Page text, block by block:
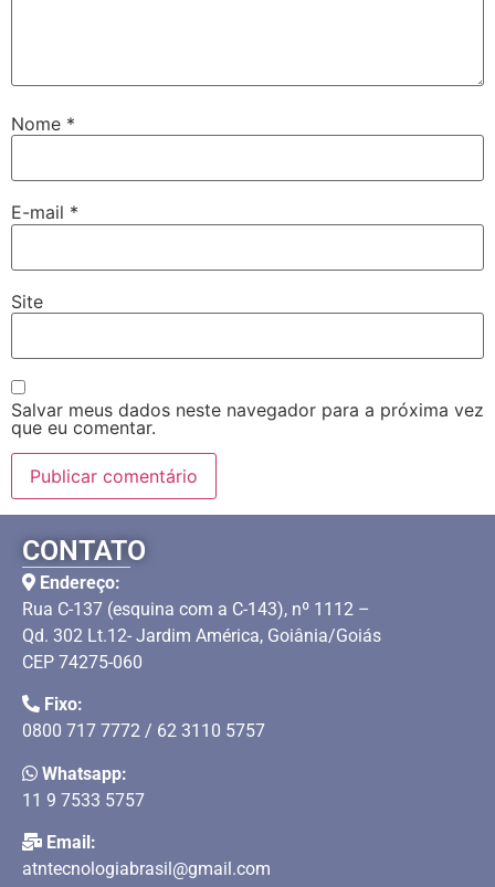
Nome *
E-mail *
Site
Salvar meus dados neste navegador para a próxima vez
que eu comentar.
CONTATO
Endereço:
Rua C-137 (esquina com a C-143), nº 1112 –
Qd. 302 Lt.12- Jardim América, Goiânia/Goiás
CEP 74275-060
Fixo:
0800 717 7772 / 62 3110 5757
Whatsapp:
11 9 7533 5757
Email:
atntecnologiabrasil@gmail.com